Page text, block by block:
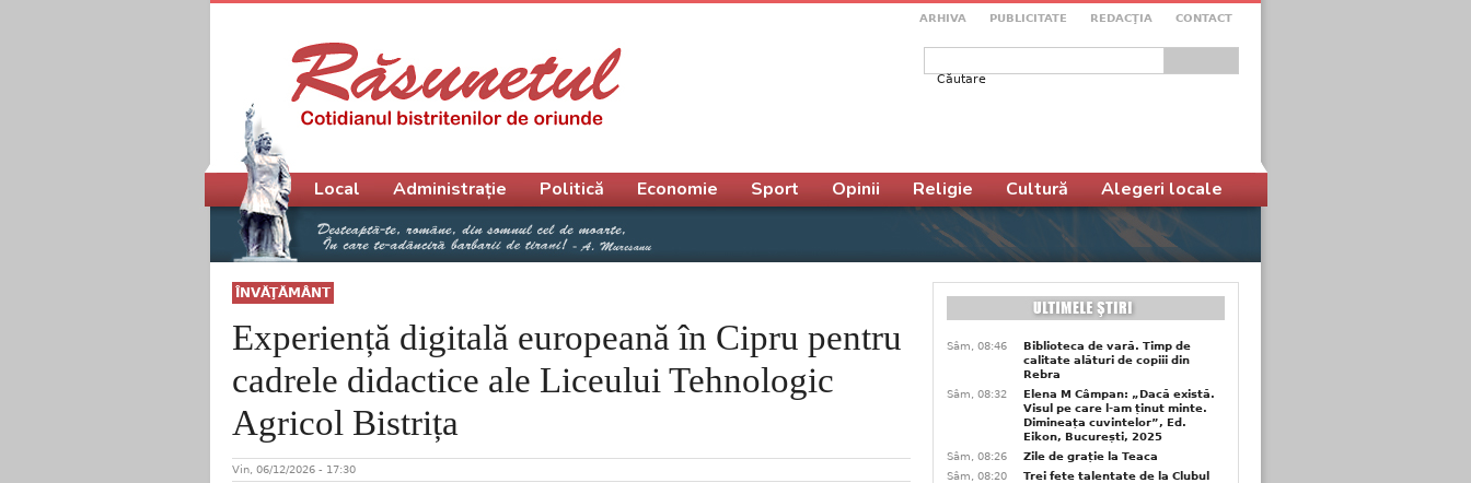
ARHIVA PUBLICITATE REDACŢIA CONTACT
Formular de căutare
ÎNVĂŢĂMÂNT
Experiență digitală europeană în Cipru pentru
cadrele didactice ale Liceului Tehnologic
Agricol Bistrița
Vin, 06/12/2026 - 17:30
Meniu principal
Local Administrație Politică Economie Sport Opinii Religie Cultură Alegeri locale
Sâm, 08:46
Biblioteca de vară. Timp de
calitate alături de copiii din
Rebra
Sâm, 08:32
Elena M Câmpan: „Dacă există.
Visul pe care l-am ținut minte.
Dimineața cuvintelor”, Ed.
Eikon, București, 2025
Sâm, 08:26
Zile de grație la Teaca
Sâm, 08:20
Trei fete talentate de la Clubul